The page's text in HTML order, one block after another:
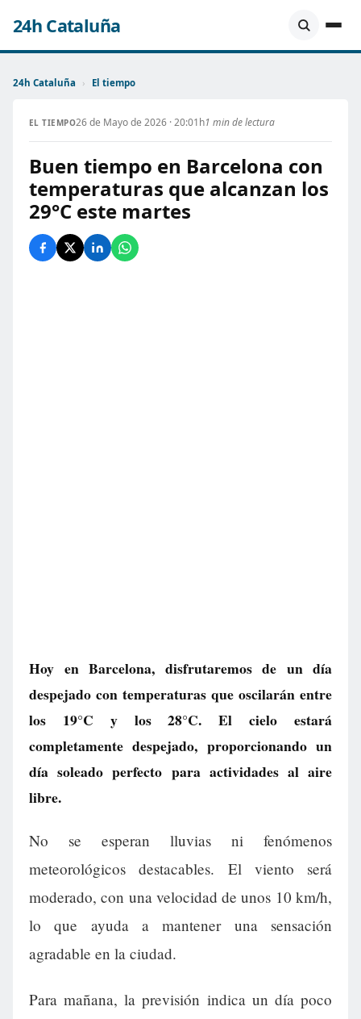
24h Cataluña
24h Cataluña › El tiempo
EL TIEMPO26 de Mayo de 2026 · 20:01h1 min de lectura
Buen tiempo en Barcelona con
temperaturas que alcanzan los
29°C este martes
Hoy en Barcelona, disfrutaremos de un día
despejado con temperaturas que oscilarán entre
los 19°C y los 28°C. El cielo estará
completamente despejado, proporcionando un
día soleado perfecto para actividades al aire
libre.
No se esperan lluvias ni fenómenos
meteorológicos destacables. El viento será
moderado, con una velocidad de unos 10 km/h,
lo que ayuda a mantener una sensación
agradable en la ciudad.
Para mañana, la previsión indica un día poco